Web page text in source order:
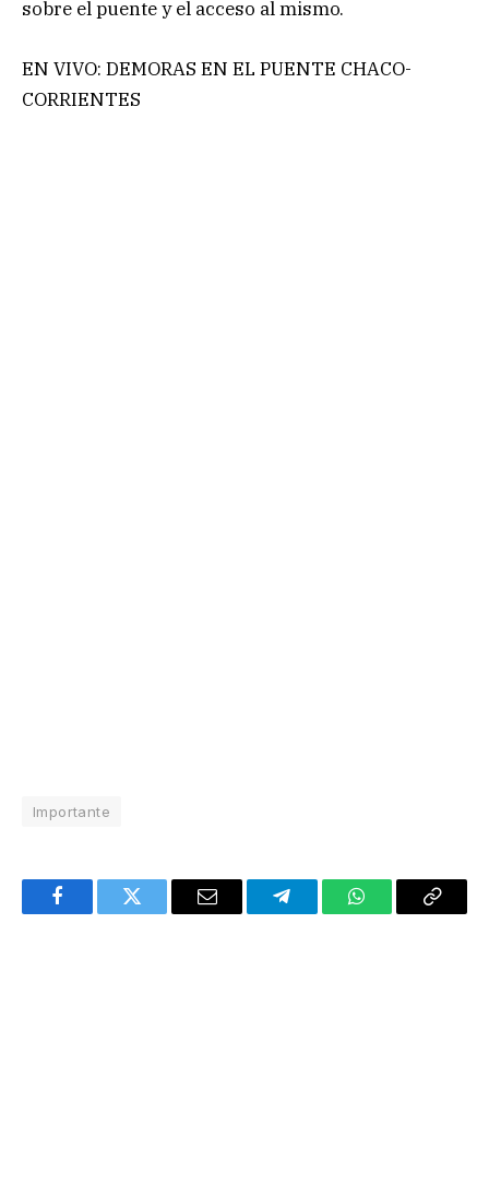
sobre el puente y el acceso al mismo.
EN VIVO: DEMORAS EN EL PUENTE CHACO-
CORRIENTES
Importante
FacebookTwitter Email TelegramWhatsAppCopy